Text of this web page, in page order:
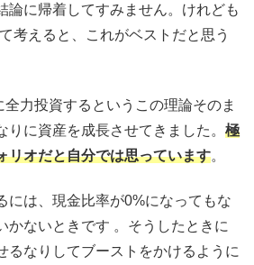
論に帰着してすみません。けれども
考えると、これがベストだと思う
力投資するというこの理論そのま
りに資産を成長させてきました。 極
リオだと自分では思っています。
には、現金比率が0%になってもな
かないときです 。そうしたときに
るなりしてブーストをかけるように